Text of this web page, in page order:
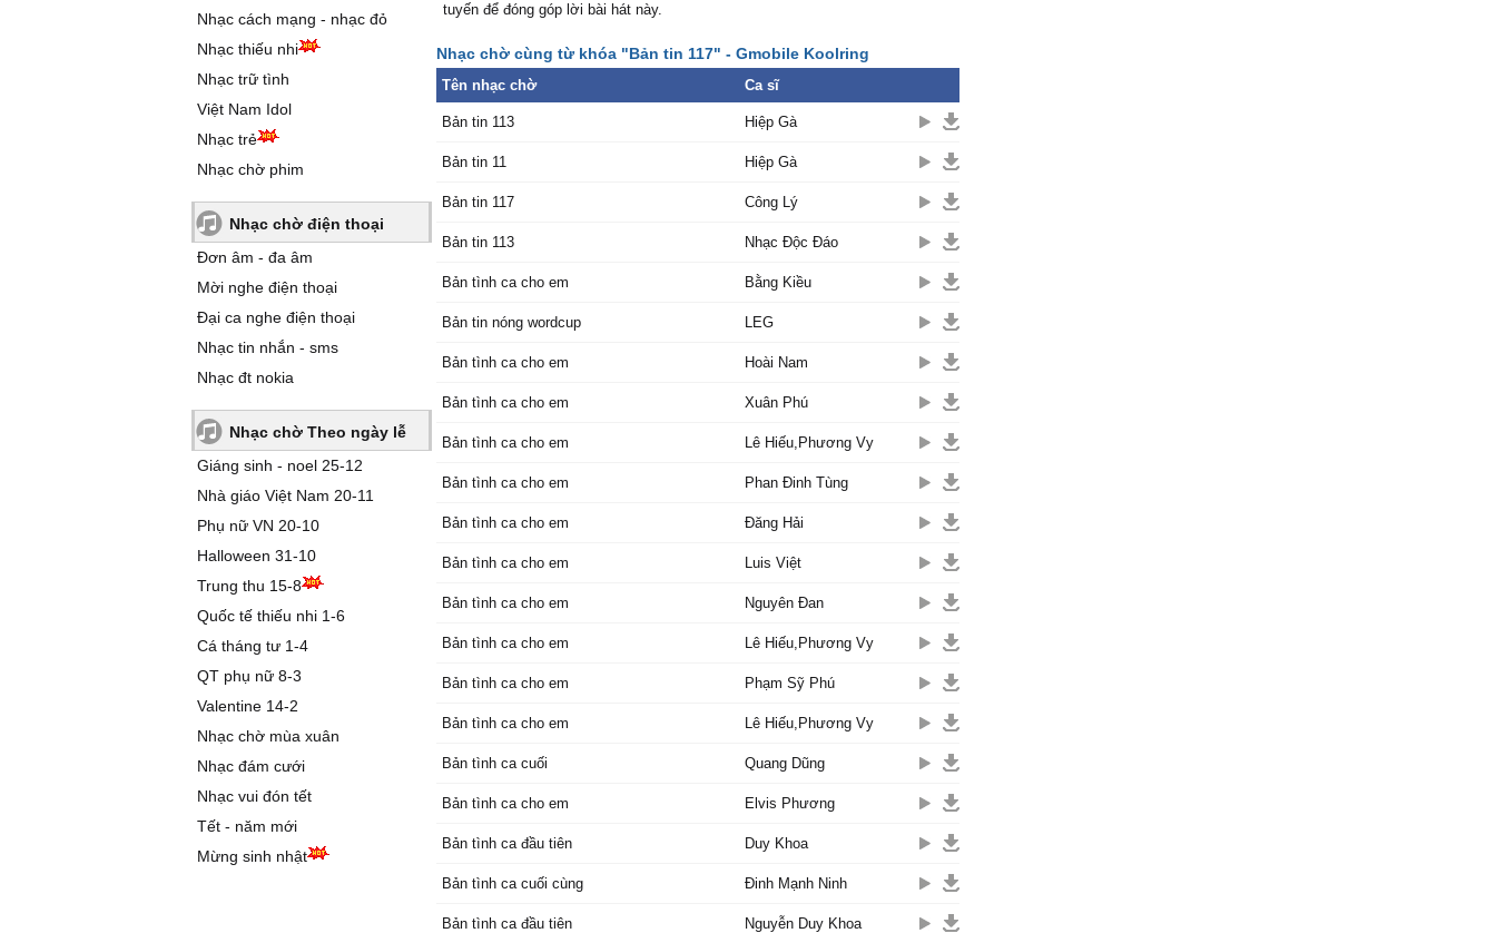
Nhạc cách mạng - nhạc đỏ
Nhạc thiếu nhi
Nhạc trữ tình
Việt Nam Idol
Nhạc trẻ
Nhạc chờ phim
Nhạc chờ điện thoại
Đơn âm - đa âm
Mời nghe điện thoại
Đại ca nghe điện thoại
Nhạc tin nhắn - sms
Nhạc đt nokia
Nhạc chờ Theo ngày lễ
Giáng sinh - noel 25-12
Nhà giáo Việt Nam 20-11
Phụ nữ VN 20-10
Halloween 31-10
Trung thu 15-8
Quốc tế thiếu nhi 1-6
Cá tháng tư 1-4
QT phụ nữ 8-3
Valentine 14-2
Nhạc chờ mùa xuân
Nhạc đám cưới
Nhạc vui đón tết
Tết - năm mới
Mừng sinh nhật
tuyến để đóng góp lời bài hát này.
Nhạc chờ cùng từ khóa "Bản tin 117" - Gmobile Koolring
Tên nhạc chờ Ca sĩ
Bản tin 113 Hiệp Gà
Bản tin 11 Hiệp Gà
Bản tin 117 Công Lý
Bản tin 113 Nhạc Độc Đáo
Bản tình ca cho em Bằng Kiều
Bản tin nóng wordcup LEG
Bản tình ca cho em Hoài Nam
Bản tình ca cho em Xuân Phú
Bản tình ca cho em Lê Hiếu,Phương Vy
Bản tình ca cho em Phan Đinh Tùng
Bản tình ca cho em Đăng Hải
Bản tình ca cho em Luis Việt
Bản tình ca cho em Nguyên Đan
Bản tình ca cho em Lê Hiếu,Phương Vy
Bản tình ca cho em Phạm Sỹ Phú
Bản tình ca cho em Lê Hiếu,Phương Vy
Bản tình ca cuối Quang Dũng
Bản tình ca cho em Elvis Phương
Bản tình ca đầu tiên Duy Khoa
Bản tình ca cuối cùng Đinh Mạnh Ninh
Bản tình ca đầu tiên Nguyễn Duy Khoa